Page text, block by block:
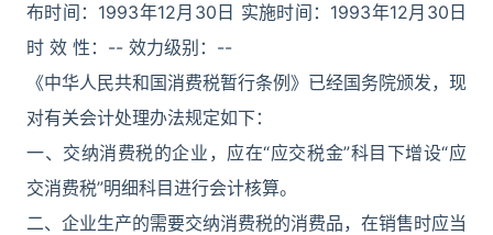
布时间：1993年12月30日 实施时间：1993年12月30日
时 效 性：-- 效力级别：--
《中华人民共和国消费税暂行条例》已经国务院颁发，现
对有关会计处理办法规定如下：
一、交纳消费税的企业，应在“应交税金”科目下增设“应
交消费税”明细科目进行会计核算。
二、企业生产的需要交纳消费税的消费品，在销售时应当